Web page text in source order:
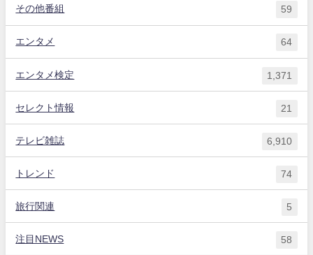
その他番組 59
エンタメ 64
エンタメ検定 1,371
セレクト情報 21
テレビ雑誌 6,910
トレンド 74
旅行関連 5
注目NEWS 58